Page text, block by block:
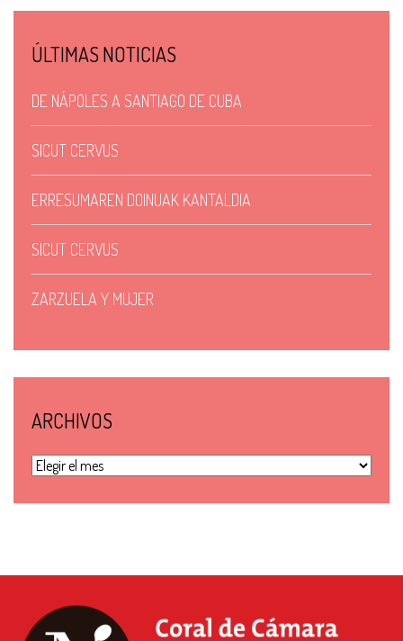
ÚLTIMAS NOTICIAS
DE NÁPOLES A SANTIAGO DE CUBA
SICUT CERVUS
ERRESUMAREN DOINUAK KANTALDIA
SICUT CERVUS
ZARZUELA Y MUJER
ARCHIVOS
Archivos